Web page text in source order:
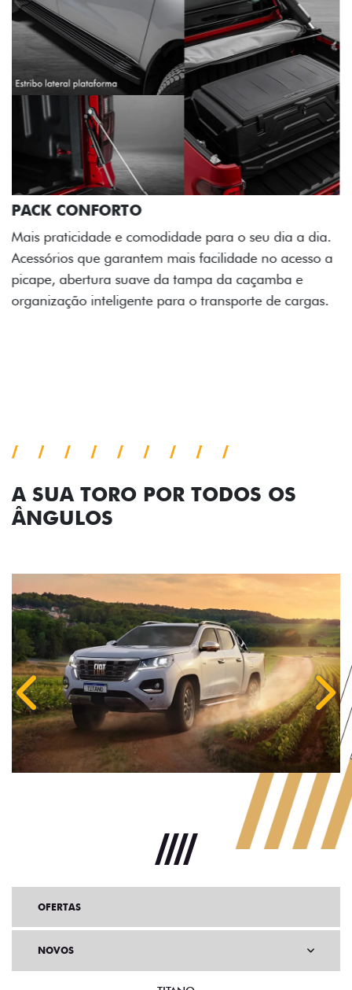
PACK OFF-ROAD
Prepare sua picape para qualquer desafio. O Pack
off-road combina engate de reboque para até 3,5
toneladas, alargadores de para-lamas e overbumper,
oferecendo mais capacidade de reboque, proteção
OFERTAS